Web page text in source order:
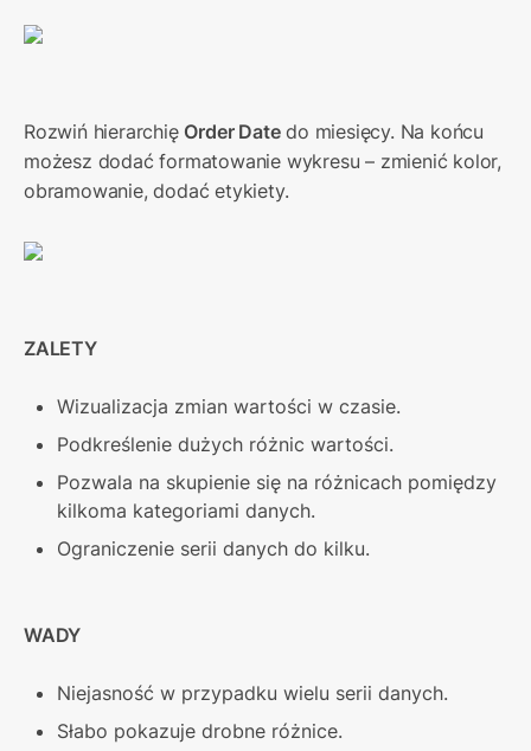
Rozwiń hierarchię Order Date do miesięcy. Na końcu
możesz dodać formatowanie wykresu – zmienić kolor,
obramowanie, dodać etykiety.
ZALETY
Wizualizacja zmian wartości w czasie.
Podkreślenie dużych różnic wartości.
Pozwala na skupienie się na różnicach pomiędzy
kilkoma kategoriami danych.
Ograniczenie serii danych do kilku.
WADY
Niejasność w przypadku wielu serii danych.
Słabo pokazuje drobne różnice.